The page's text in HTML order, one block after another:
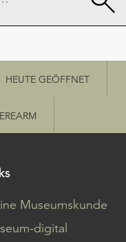
HEUTE GEÖFFNET
Museumskunde
digital